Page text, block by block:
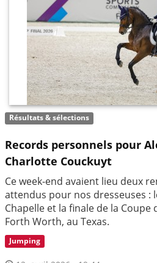
Résultats & sélections
Records personnels pour
Charlotte Couckuyt
Ce week-end avaient lieu deux
attendus pour nos dresseuses :
Chapelle et la finale de la Coupe
Forth Worth, au Texas.
Jumping